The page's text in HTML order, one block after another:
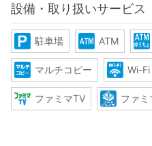
設備・取り扱いサービス
駐車場 ATM
マルチコピー Wi-Fi
ファミマTV ファ